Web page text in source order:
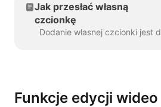
Jak przesłać własną
czcionkę
Funkcje edycji wideo